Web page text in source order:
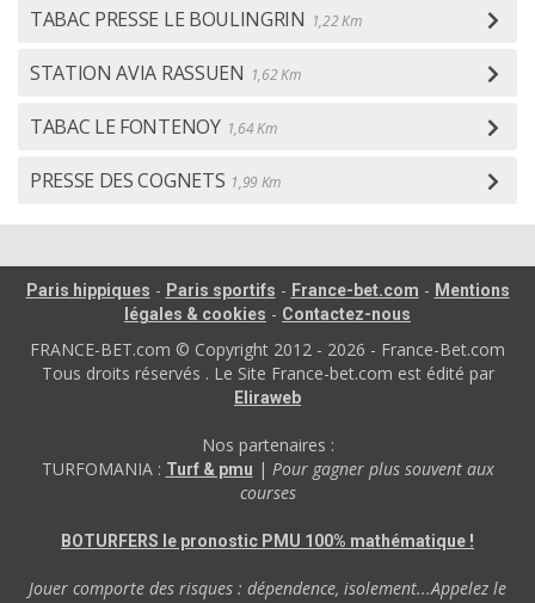
TABAC PRESSE LE BOULINGRIN 1,22 Km
STATION AVIA RASSUEN 1,62 Km
TABAC LE FONTENOY 1,64 Km
PRESSE DES COGNETS 1,99 Km
Paris hippiques - Paris sportifs - France-bet.com - Mentions
légales & cookies - Contactez-nous
FRANCE-BET.com © Copyright 2012 - 2026 - France-Bet.com
Tous droits réservés . Le Site France-bet.com est édité par
Eliraweb
Nos partenaires :
TURFOMANIA : Turf & pmu | Pour gagner plus souvent aux
courses
BOTURFERS le pronostic PMU 100% mathématique !
Jouer comporte des risques : dépendence, isolement...Appelez le